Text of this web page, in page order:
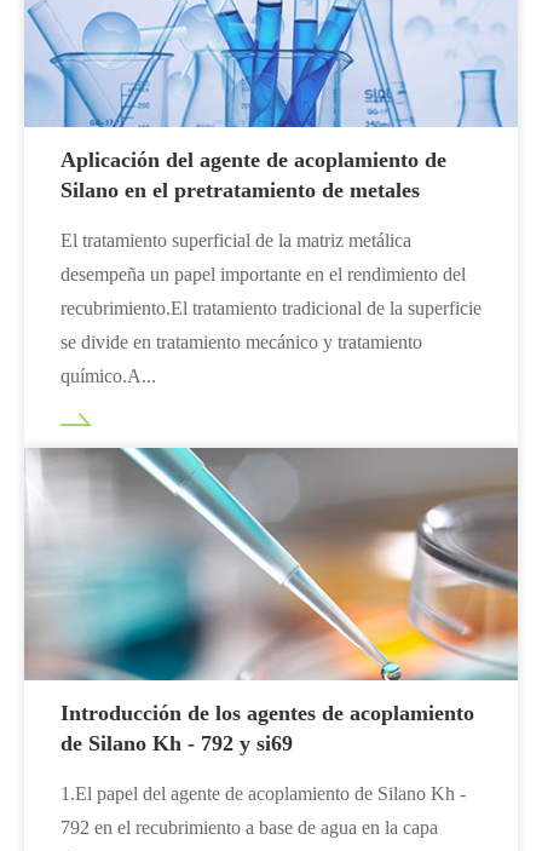
Aplicación del agente de acoplamiento de
Silano en el pretratamiento de metales
El tratamiento superficial de la matriz metálica
desempeña un papel importante en el rendimiento del
recubrimiento.El tratamiento tradicional de la superficie
se divide en tratamiento mecánico y tratamiento
químico.A...
Introducción de los agentes de acoplamiento
de Silano Kh - 792 y si69
1.El papel del agente de acoplamiento de Silano Kh -
792 en el recubrimiento a base de agua en la capa